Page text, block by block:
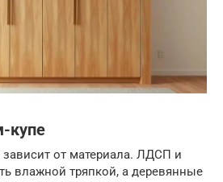
купе
от материала. ЛДСП и
влажной тряпкой, а деревянные